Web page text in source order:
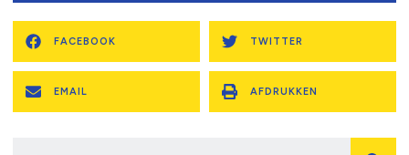
FACEBOOK TWITTER
EMAIL AFDRUKKEN